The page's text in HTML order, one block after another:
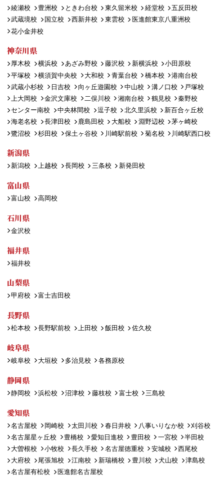
綾瀬校
豊洲校 ときわ台校 東久留米校 経堂校
五反田校
武蔵境校
国立校 西新井校 東雲校
医進館東京八重洲校
花小金井校
神奈川県
厚木校 横浜校 あざみ野校 藤沢校 新横浜校
小田原校
平塚校
横須賀中央校 大和校 青葉台校 橋本校
港南台校
武蔵小杉校
日吉校 向ヶ丘遊園校 中山校 溝ノ口校
戸塚校
上大岡校
金沢文庫校 二俣川校 湘南台校 鶴見校
秦野校
センター南校
中央林間校 逗子校 北久里浜校
新百合ヶ丘校
海老名校
長津田校 鹿島田校 大船校 淵野辺校
茅ヶ崎校
鷺沼校
杉田校 保土ヶ谷校 川崎駅前校 菊名校 川崎駅西口校
新潟県
新潟校 上越校 長岡校 三条校 新発田校
富山県
富山校 高岡校
石川県
金沢校
福井県
福井校
山梨県
甲府校 富士吉田校
長野県
松本校 長野駅前校 上田校 飯田校 佐久校
岐阜県
岐阜校 大垣校 多治見校 各務原校
静岡県
静岡校 浜松校 沼津校 藤枝校 富士校 三島校
愛知県
名古屋校 岡崎校 太田川校 春日井校 八事いりなか校
刈谷校
名古屋星ヶ丘校
豊橋校 愛知日進校 豊田校 一宮校
半田校
大曽根校
小牧校 長久手校 名古屋徳重校 安城校
西尾校
大府校
尾張旭校 江南校 新瑞橋校 豊川校 犬山校
津島校
名古屋有松校
医進館名古屋校